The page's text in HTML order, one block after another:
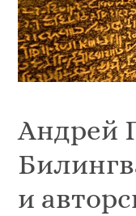
Андрей
и